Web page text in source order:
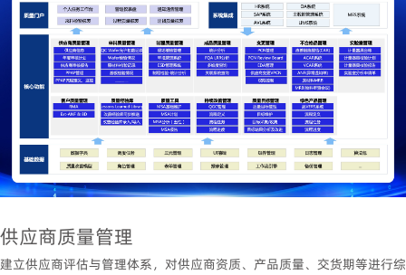
供应商质量管理
建立供应商评估与管理体系，对供应商资质、产品质量、交货期等进行综